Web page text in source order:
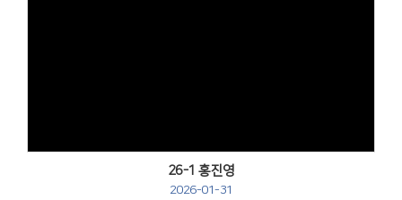
26-1 홍진영
2026-01-31